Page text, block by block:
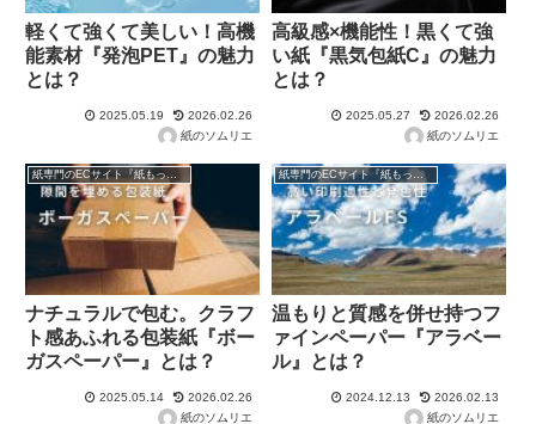
軽くて強くて美しい！高機
能素材『発泡PET』の魅力
とは？
2025.05.19
2026.02.26
紙のソムリエ
高級感×機能性！黒くて強
い紙『黒気包紙C』の魅力
とは？
2025.05.27
2026.02.26
紙のソムリエ
ナチュラルで包む。クラフ
ト感あふれる包装紙『ボー
ガスペーパー』とは？
2025.05.14
2026.02.26
紙のソムリエ
紙専門のECサイト『紙もっと！』の商品紹介！
温もりと質感を併せ持つフ
ァインペーパー『アラベー
ル』とは？
2024.12.13
2026.02.13
紙のソムリエ